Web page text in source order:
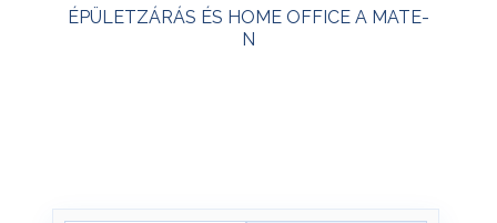
ÉPÜLETZÁRÁS ÉS HOME OFFICE A MATE-
N